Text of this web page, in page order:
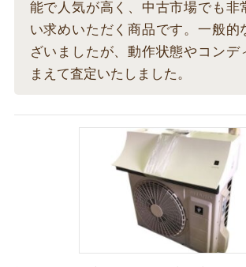
能で人気が高く、中古市場でも非
い求めいただく商品です。一般的
ざいましたが、動作状態やコンデ
まえて査定いたしました。